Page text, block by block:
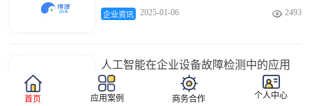
企业资讯 2025-01-06  2493
人工智能在企业设备故障检测中的应用
企业资讯 
首页
应用案例 商务合作 个人中心